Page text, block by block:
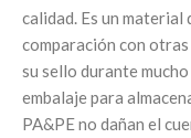
calidad. Es un material
comparación con
su sello durante
embalaje para
PA&PE no dañan el